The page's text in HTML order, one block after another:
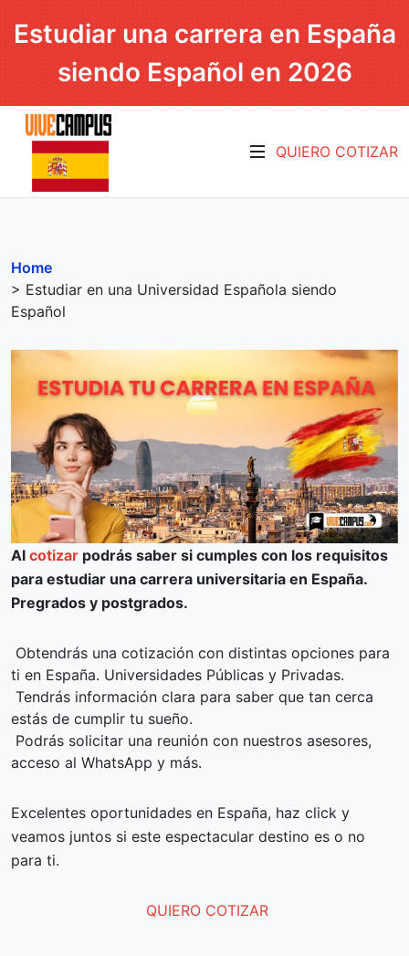
Estudiar una carrera en España
siendo Español en 2026
QUIERO COTIZAR
Home
> Estudiar en una Universidad Española siendo
Español
Al cotizar podrás saber si cumples con los requisitos
para estudiar una carrera universitaria en España.
Pregrados y postgrados.
Obtendrás una cotización con distintas opciones para
ti en España. Universidades Públicas y Privadas.
Tendrás información clara para saber que tan cerca
estás de cumplir tu sueño.
Podrás solicitar una reunión con nuestros asesores,
acceso al WhatsApp y más.
Excelentes oportunidades en España, haz click y
veamos juntos si este espectacular destino es o no
para ti.
QUIERO COTIZAR